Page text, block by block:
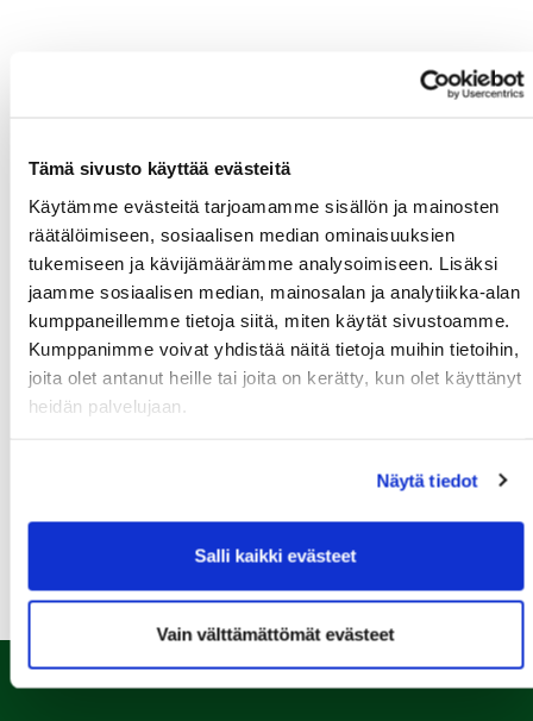
Tämä sivusto käyttää evästeitä
Käytämme evästeitä tarjoamamme sisällön ja mainosten
räätälöimiseen, sosiaalisen median ominaisuuksien
tukemiseen ja kävijämäärämme analysoimiseen. Lisäksi
jaamme sosiaalisen median, mainosalan ja analytiikka-alan
kumppaneillemme tietoja siitä, miten käytät sivustoamme.
Kumppanimme voivat yhdistää näitä tietoja muihin tietoihin,
joita olet antanut heille tai joita on kerätty, kun olet käyttänyt
heidän palvelujaan.
Näytä tiedot
Salli kaikki evästeet
Vain välttämättömät evästeet
06.08.
Kummikierros 9r
Naisten maksuton ryhmäopetus to 6.8. klo 18:00-19:00
06.08.
Naisten maksuton ryhmäopetus to 6.8. klo 19:00-20:00